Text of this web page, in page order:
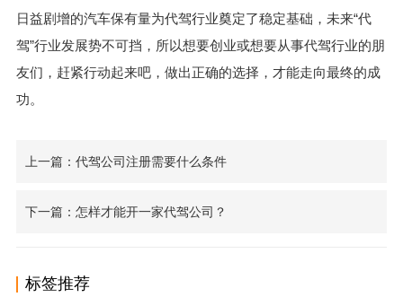
日益剧增的汽车保有量为代驾行业奠定了稳定基础，未来“代
驾”行业发展势不可挡，所以想要创业或想要从事代驾行业的朋
友们，赶紧行动起来吧，做出正确的选择，才能走向最终的成
功。
上一篇：代驾公司注册需要什么条件
下一篇：怎样才能开一家代驾公司？
标签推荐